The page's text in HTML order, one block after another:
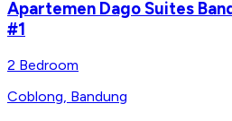
Apartemen Dago Suites
#1
2 Bedroom
Coblong Bandung